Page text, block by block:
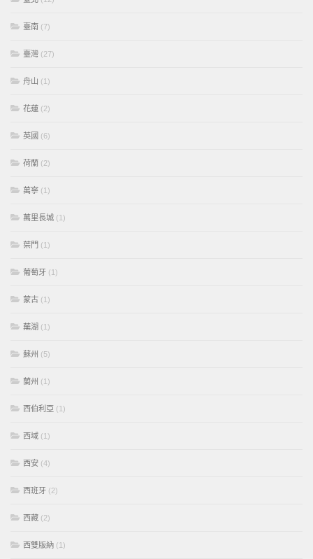
臺南 (7)
臺灣 (27)
舟山 (1)
花蓮 (2)
英國 (6)
荷蘭 (2)
萬寧 (1)
萬里長城 (1)
葉門 (1)
葡萄牙 (1)
蒙古 (1)
蕪湖 (1)
蘇州 (5)
蘭州 (1)
西伯利亞 (1)
西域 (1)
西安 (4)
西班牙 (2)
西藏 (2)
西雙版納 (1)